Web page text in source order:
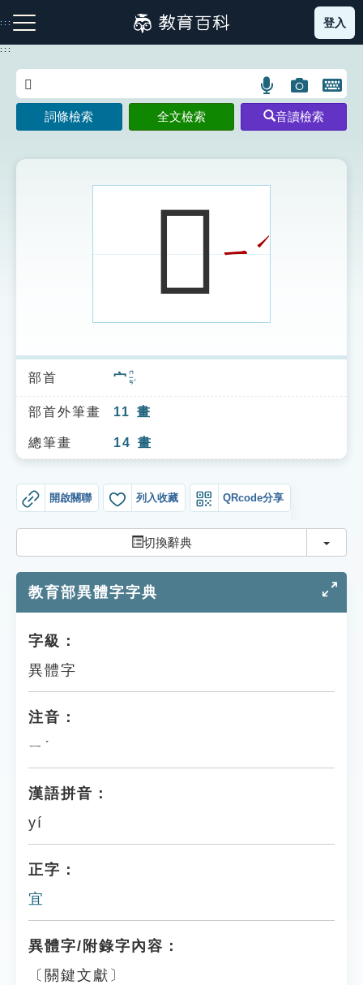
到
主
:::
注音索引圖示 筆畫索引圖示 部首索引表圖示
索引選單
知識索引
單字索引
遊戲專區
教學應用
貓頭鷹博士
登入
:::
語
言
搜
示
圖
片
搜
開
鍵
圖
詞條檢索 全文檢索 音讀檢索
𡪀ㄧ ˊ
部首 宀 ㄇㄧㄢˊ
部首外筆畫 11 畫
總筆畫 14 畫
開啟關聯 列入收藏 QRcode分享
切換辭典 切換
教育部異體字字典
字級：
異體字
注音：
ㄧˊ
漢語拼音：
yí
正字：
宜
異體字/附錄字內容：
〔關鍵文獻〕